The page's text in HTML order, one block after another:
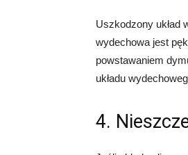
Uszkodzony układ
wydechowa jest
powstawaniem
układu
4.